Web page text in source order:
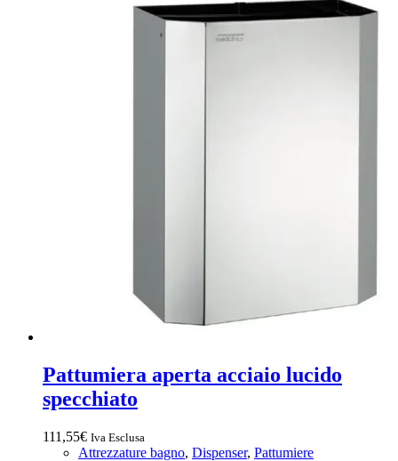
Pattumiera aperta acciaio lucido
specchiato
111,55€ Iva Esclusa
Attrezzature bagno, Dispenser, Pattumiere